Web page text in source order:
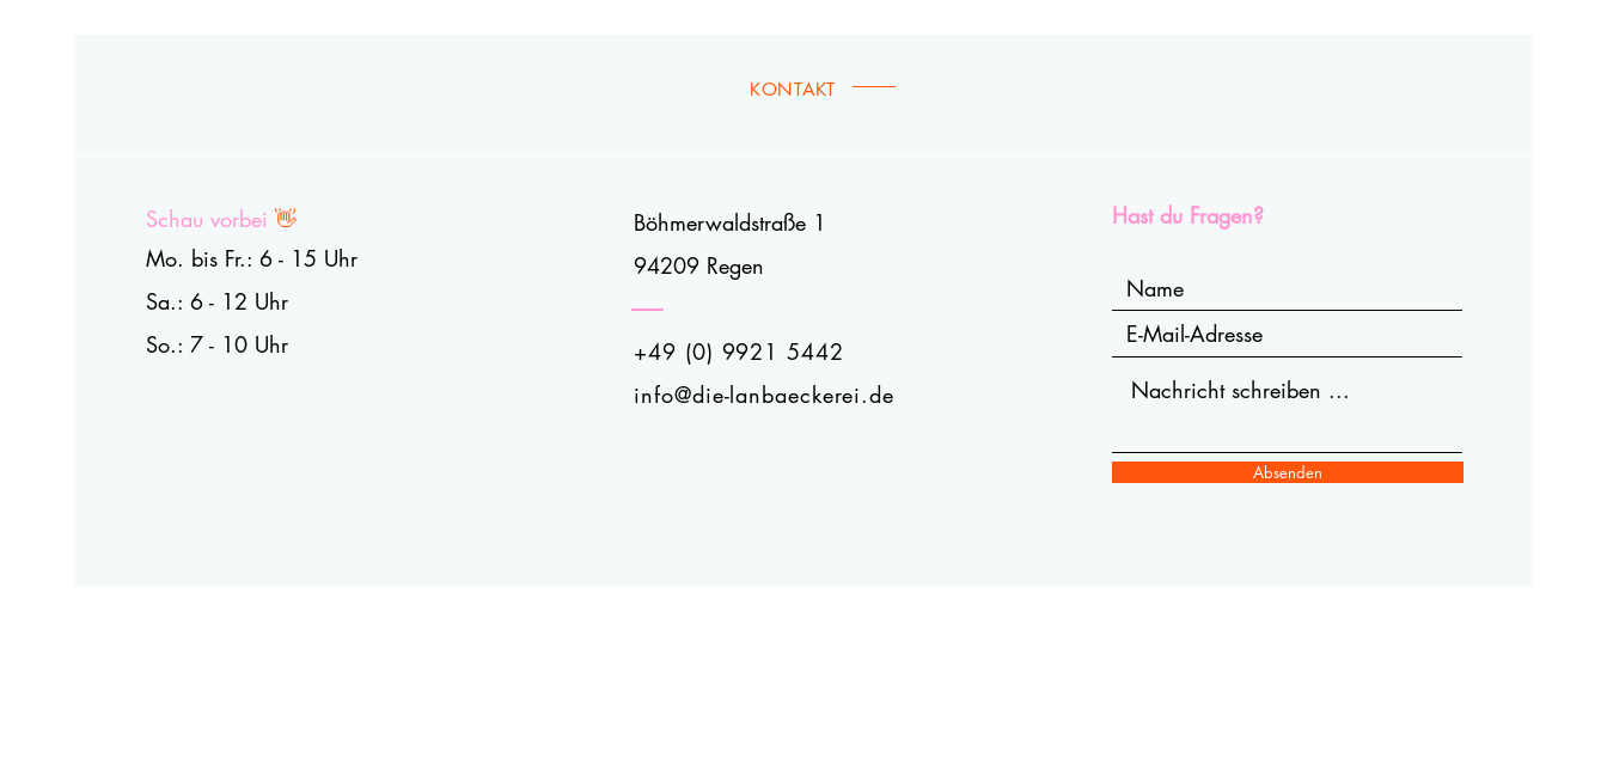
KONTAKT
Schau vorbei 👋
Mo. bis Fr.: 6 - 15 Uhr
Sa.: 6 - 12 Uhr
So.: 7 - 10 Uhr
Böhmerwaldstraße 1
94209 Regen
+49 (0) 9921 5442
info@die-lanbaeckerei.de
Hast du Fragen?
Absenden